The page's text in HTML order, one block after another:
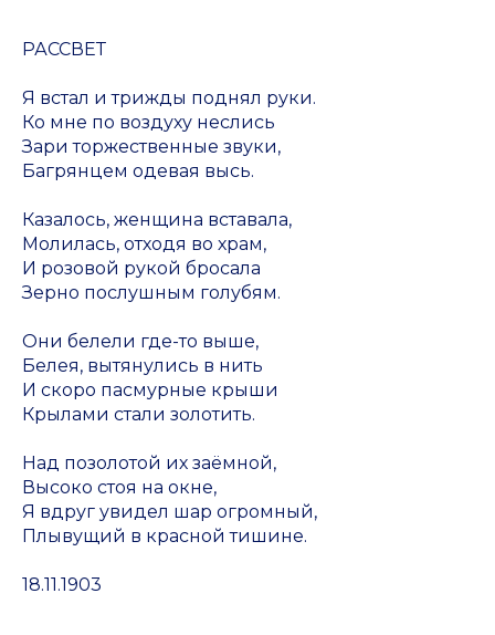
РАССВЕТ
Я встал и трижды поднял руки.
Ко мне по воздуху неслись
Зари торжественные звуки,
Багрянцем одевая высь.
Казалось, женщина вставала,
Молилась, отходя во храм,
И розовой рукой бросала
Зерно послушным голубям.
Они белели где-то выше,
Белея, вытянулись в нить
И скоро пасмурные крыши
Крылами стали золотить.
Над позолотой их заёмной,
Высоко стоя на окне,
Я вдруг увидел шар огромный,
Плывущий в красной тишине.
18.11.1903